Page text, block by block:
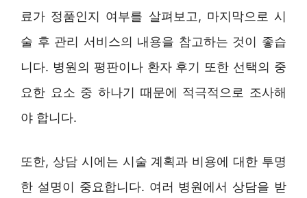
료가 정품인지 여부를 살펴보고, 마지막으로 시
술 후 관리 서비스의 내용을 참고하는 것이 좋습
니다. 병원의 평판이나 환자 후기 또한 선택의 중
요한 요소 중 하나기 때문에 적극적으로 조사해
야 합니다.
또한, 상담 시에는 시술 계획과 비용에 대한 투명
한 설명이 중요합니다. 여러 병원에서 상담을 받